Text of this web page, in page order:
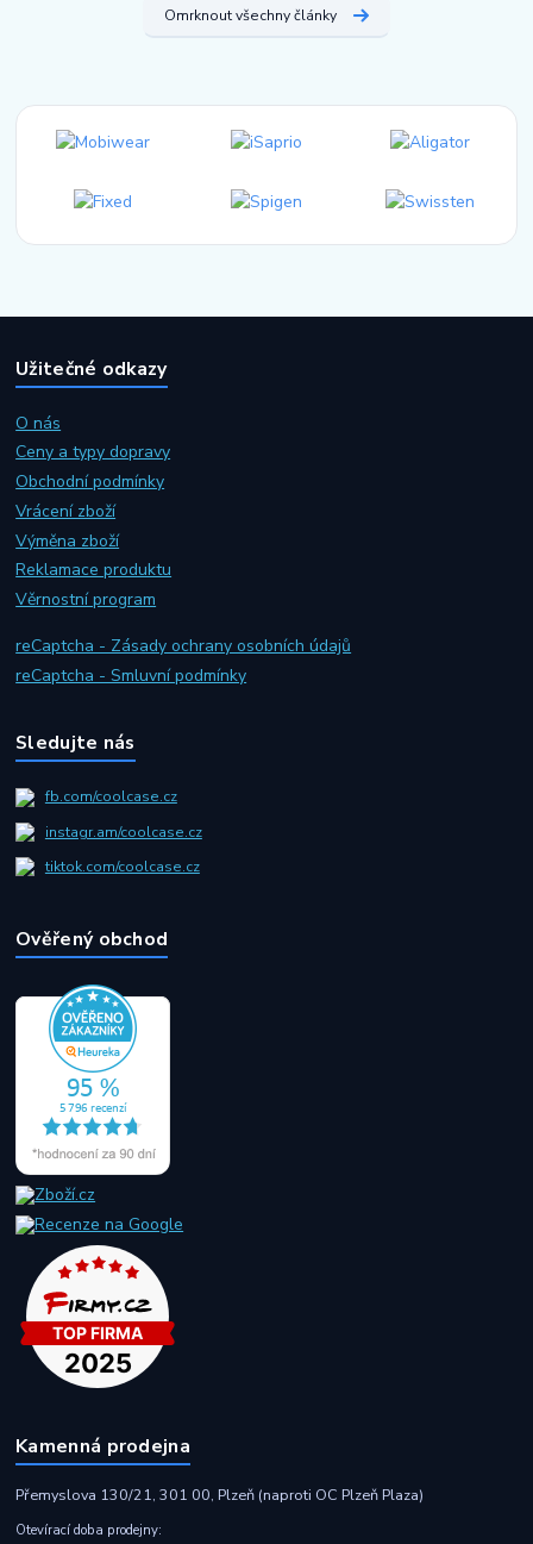
Omrknout všechny články
Užitečné odkazy
O nás
Ceny a typy dopravy
Obchodní podmínky
Vrácení zboží
Výměna zboží
Reklamace produktu
Věrnostní program
reCaptcha - Zásady ochrany osobních údajů
reCaptcha - Smluvní podmínky
Sledujte nás
fb.com/coolcase.cz
instagr.am/coolcase.cz
tiktok.com/coolcase.cz
Ověřený obchod
Kamenná prodejna
Přemyslova 130/21, 301 00, Plzeň (naproti OC Plzeň Plaza)
Otevírací doba prodejny: